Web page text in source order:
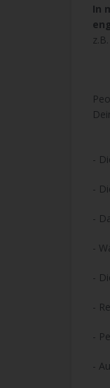
In
-
-
-
-
-
-
-
-